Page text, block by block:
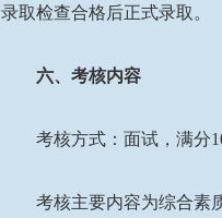
录取检查合格后正式录取。
六、考核内容
考核方式：面试，满分
考核主要内容为综合素